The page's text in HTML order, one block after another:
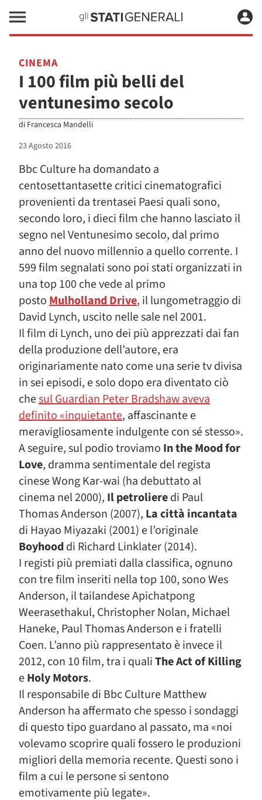
CINEMA
I 100 film più belli del
ventunesimo secolo
di Francesca Mandelli
23 Agosto 2016
Bbc Culture ha domandato a
centosettantasette critici cinematografici
provenienti da trentasei Paesi quali sono,
secondo loro, i dieci film che hanno lasciato il
segno nel Ventunesimo secolo, dal primo
anno del nuovo millennio a quello corrente. I
599 film segnalati sono poi stati organizzati in
una top 100 che vede al primo
postoMulholland Drive, il lungometraggio di
David Lynch, uscito nelle sale nel 2001.
Il film di Lynch, uno dei più apprezzati dai fan
della produzione dell’autore, era
originariamente nato come una serie tv divisa
in sei episodi, e solo dopo era diventato ciò
chesul Guardian Peter Bradshaw aveva
definito «inquietante, affascinante e
meravigliosamente indulgente con sé stesso».
A seguire, sul podio troviamo In the Mood for
Love, dramma sentimentale del regista
cinese Wong Kar-wai (ha debuttato al
cinema nel 2000), Il petrolieredi Paul
Thomas Anderson (2007), La città incantata
di Hayao Miyazaki (2001) e l’originale
Boyhooddi Richard Linklater (2014).
I registi più premiati dalla classifica, ognuno
con tre film inseriti nella top 100, sono Wes
Anderson, il tailandese Apichatpong
Weerasethakul, Christopher Nolan, Michael
Haneke, Paul Thomas Anderson e i fratelli
Coen. L’anno più rappresentato è invece il
2012, con 10 film, tra i qualiThe Act of Killing
eHoly Motors.
Il responsabile di Bbc Culture Matthew
Anderson ha affermato che spesso i sondaggi
di questo tipo guardano al passato, ma «noi
volevamo scoprire quali fossero le produzioni
migliori della memoria recente. Questi sono i
film a cui le persone si sentono
emotivamente più legate».